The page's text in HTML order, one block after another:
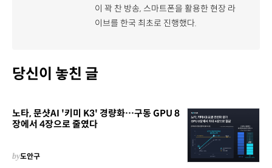
이 꽉 찬 방송, 스마트폰을 활용한 현장 라
이브를 한국 최초로 진행했다.
당신이 놓친 글
노타, 문샷AI '키미 K3' 경량화…구동 GPU 8
장에서 4장으로 줄였다
by도안구